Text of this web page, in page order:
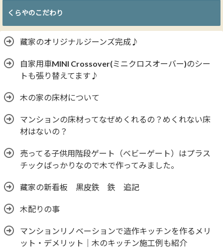
くらやのこだわり
藏家のオリジナルジーンズ完成♪
自家用車MINI Crossover(ミニクロスオーバー)のシー
トも張り替えてます♪
木の家の床材について
マンションの床材ってなぜめくれるの？めくれない床
材はないの？
売ってる子供用階段ゲート（ベビーゲート）はプラス
チックばっかりなので木で作ってみました。
藏家の新看板 黒皮鉄 鉄 追記
木配りの事
マンションリノベーションで造作キッチンを作るメリ
ット・デメリット｜木のキッチン施工例も紹介